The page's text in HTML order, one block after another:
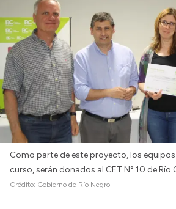
Como parte de este proyecto, los
curso, serán donados al CET N° 10 de Río
Crédito: Gobierno de Río Negro